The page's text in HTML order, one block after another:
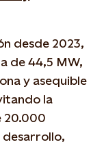
desde 2023,
de 44,5 MW,
y asequible
la
20.000
desarrollo,